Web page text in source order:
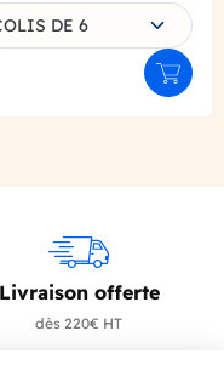
une déclinaison
DE 6
Livraison offerte
dès 220€ HT